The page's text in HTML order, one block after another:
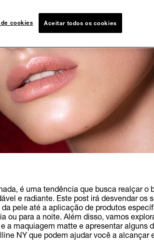
é uma tendência que busca realçar o
e radiante. Este post irá desvendar os
pele até a aplicação de produtos
ou para a noite. Além disso, vamos
a maquiagem matte e apresentar alguns
NY que podem ajudar você a alcançar
cookies Aceitar todos os cookies